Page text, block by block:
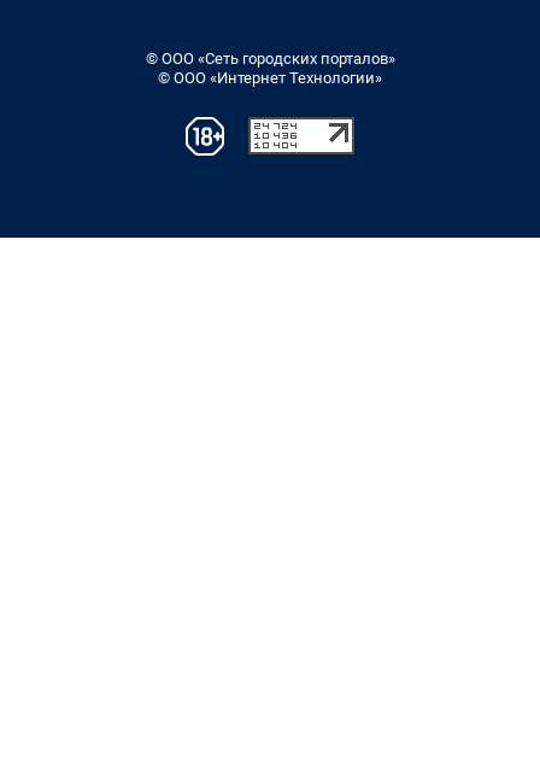
© ООО «Сеть городских порталов»
© ООО «Интернет Технологии»